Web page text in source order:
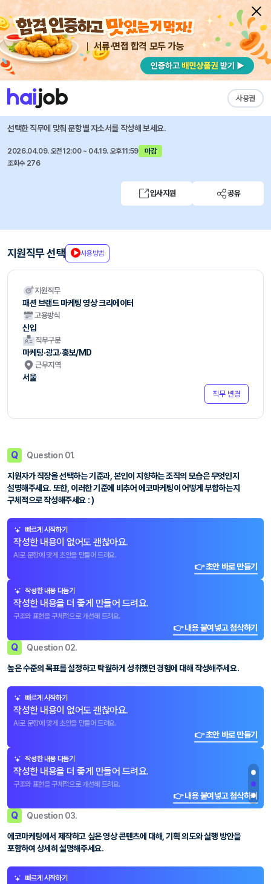
서류·면접 합격 모두 가능
사용권
채용공고 자소서 자유항목 자소서 내 작성목록
에코마케팅 즐겨찾기
패션 브랜드 마케팅 영상 크리에이터 신입/경력 채용
선택한 직무에 맞춰 문항별 자소서를 작성해 보세요.
2026.04.09. 오전12:00 ~ 04.19. 오후11:59
마감
조회수 276
입사지원 공유
지원직무 선택 사용방법
지원직무
패션 브랜드 마케팅 영상 크리에이터
고용방식
신입
직무구분
마케팅·광고·홍보/MD
근무지역
서울
직무 변경
Q Question 01.
지원자가 직장을 선택하는 기준과, 본인이 지향하는 조직의 모습은 무엇인지
설명해주세요. 또한, 이러한 기준에 비추어 에코마케팅이 어떻게 부합하는지
구체적으로 작성해주세요 : )
빠르게 시작하기
작성한 내용이 없어도 괜찮아요.
AI로 문항에 맞게 초안을 만들어 드려요.
👉 초안 바로 만들기
작성한 내용 다듬기
작성한 내용을 더 좋게 만들어 드려요.
구조와 표현을 구체적으로 개선해 드려요.
👉 내용 붙여넣고 첨삭하기
Q Question 02.
높은 수준의 목표를 설정하고 탁월하게 성취했던 경험에 대해 작성해주세요.
빠르게 시작하기
작성한 내용이 없어도 괜찮아요.
AI로 문항에 맞게 초안을 만들어 드려요.
👉 초안 바로 만들기
작성한 내용 다듬기
작성한 내용을 더 좋게 만들어 드려요.
구조와 표현을 구체적으로 개선해 드려요.
👉 내용 붙여넣고 첨삭하기
Q Question 03.
에코마케팅에서 제작하고 싶은 영상 콘텐츠에 대해, 기획 의도와 실행 방안을
포함하여 상세히 설명해주세요.
빠르게 시작하기